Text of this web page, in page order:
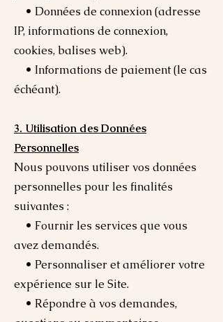
• Données de connexion (adresse
IP, informations de connexion,
cookies, balises web).
• Informations de paiement (le cas
échéant).
3. Utilisation des Données
Personnelles
Nous pouvons utiliser vos données
personnelles pour les finalités
suivantes :
• Fournir les services que vous
avez demandés.
• Personnaliser et améliorer votre
expérience sur le Site.
• Répondre à vos demandes,